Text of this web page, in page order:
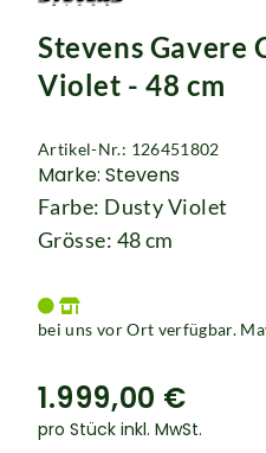
Rucksäcke
Schlösser
Stevens Gavere
Violet - 48 cm
Artikel-Nr.: 126451802
Marke: Stevens
Farbe: Dusty Violet
Grösse: 48 cm
bei uns vor Ort verfügbar.
1.999,00 €
pro Stück inkl. MwSt.